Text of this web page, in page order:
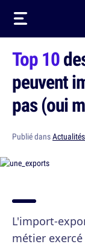
Top 10
peuvent
pas (oui
Publié dans
L'import-
métier